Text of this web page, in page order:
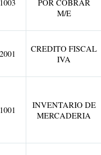
POR COBRAR
M/E
CREDITO FISCAL
IVA
INVENTARIO DE
MERCADERIA